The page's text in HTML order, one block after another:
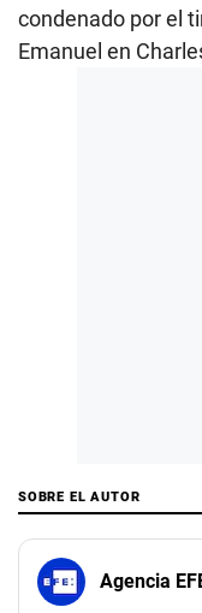
condenado por el
Emanuel en
SOBRE EL AUTOR
Agencia